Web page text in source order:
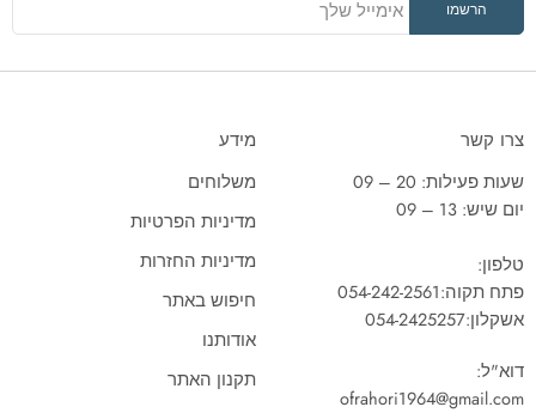
צרו קשר
שעות פעילות: 20 – 09
יום שיש: 13 – 09
טלפון:
פתח תקוה:054-242-2561
אשקלון:054-2425257
דוא"ל:
ofrahori1964@gmail.com
מידע
משלוחים
מדיניות הפרטיות
מדיניות החזרות
חיפוש באתר
אודותנו
תקנון האתר